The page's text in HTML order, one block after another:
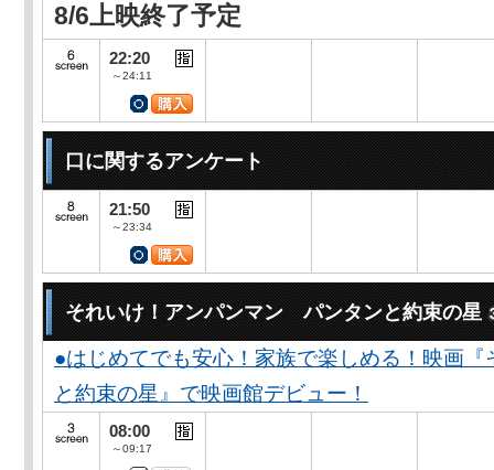
8/6上映終了予定
22:20
～24:11
口に関するアンケート
21:50
～23:34
それいけ！アンパンマン パンタンと約束の星
●はじめてでも安心！家族で楽しめる！映画
と約束の星』で映画館デビュー！
08:00
～09:17